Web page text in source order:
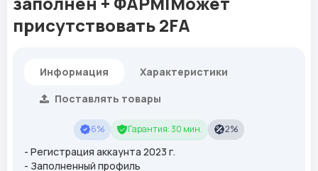
присутствовать 2FA
Информация
Характеристики
Поставлять товары
6% Гарантия: 30 мин. 2%
- Регистрация аккаунта 2023 г.
- Заполненный профиль